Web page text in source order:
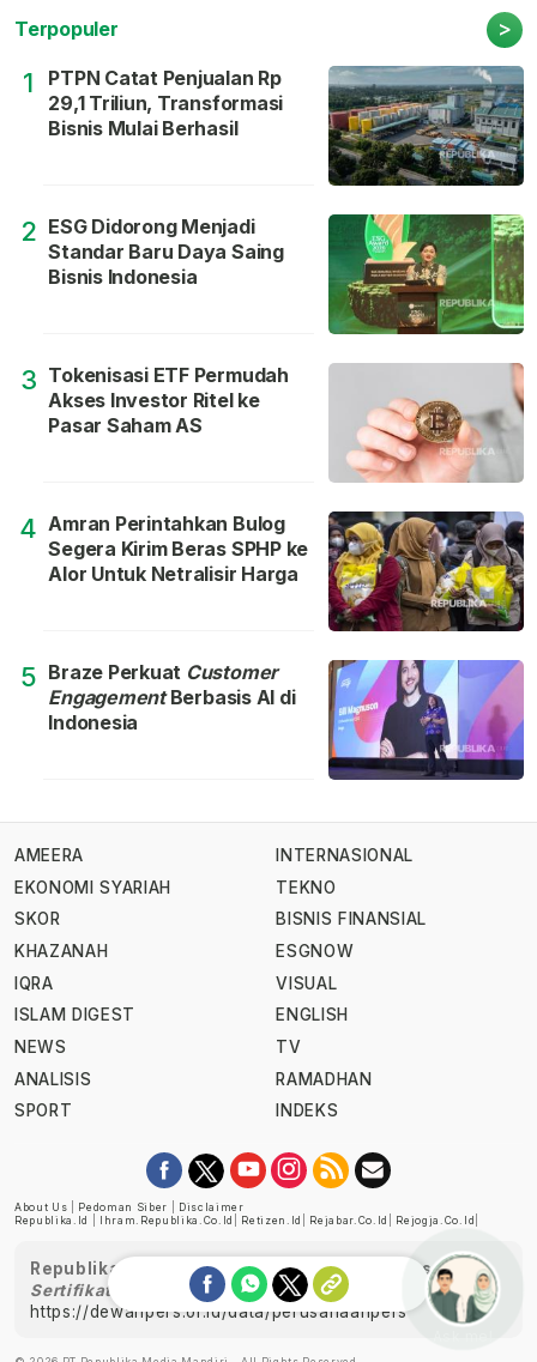
Terpopuler >
1
PTPN Catat Penjualan Rp
29,1 Triliun, Transformasi
Bisnis Mulai Berhasil
2 ESG Didorong Menjadi
Standar Baru Daya Saing
Bisnis Indonesia
3 Tokenisasi ETF Permudah
Akses Investor Ritel ke
Pasar Saham AS
4 Amran Perintahkan Bulog
Segera Kirim Beras SPHP ke
Alor Untuk Netralisir Harga
5 Braze Perkuat Customer
EngagementBerbasis AI di
Indonesia
AMEERA
EKONOMI SYARIAH
SKOR
KHAZANAH
IQRA
ISLAM DIGEST
NEWS
ANALISIS
SPORT
INTERNASIONAL
TEKNO
BISNIS FINANSIAL
ESGNOW
VISUAL
ENGLISH
TV
RAMADHAN
INDEKS
About Us Pedoman Siber
Disclaimer
Republika.id
Ihram.republika.co.id Retizen.id Rejabar.co.id Rejogja.co.id
Republika telah diverifikasi oleh Dewan Pers
Sertifikat Nomor 1058/DP-Verifikasi/K/XII/2022
https://dewanpers.or.id/data/perusahaanpers